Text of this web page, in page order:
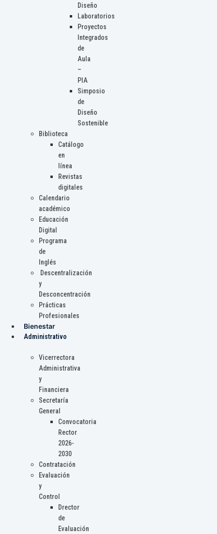
Diseño
Laboratorios
Proyectos
Integrados
de
Aula
–
PIA
Simposio
de
Diseño
Sostenible
Biblioteca
Catálogo
en
línea
Revistas
digitales
Calendario
académico
Educación
Digital
Programa
de
Inglés
Descentralización
y
Desconcentración
Prácticas
Profesionales
Bienestar
Administrativo
Vicerrectora
Administrativa
y
Financiera
Secretaría
General
Convocatoria
Rector
2026-
2030
Contratación
Evaluación
y
Control
Drector
de
Evaluación